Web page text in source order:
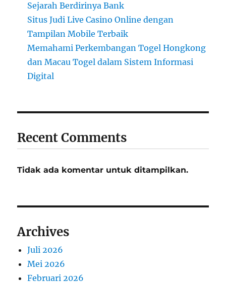
Sejarah Berdirinya Bank
Situs Judi Live Casino Online dengan
Tampilan Mobile Terbaik
Memahami Perkembangan Togel Hongkong
dan Macau Togel dalam Sistem Informasi
Digital
Recent Comments
Tidak ada komentar untuk ditampilkan.
Archives
Juli 2026
Mei 2026
Februari 2026